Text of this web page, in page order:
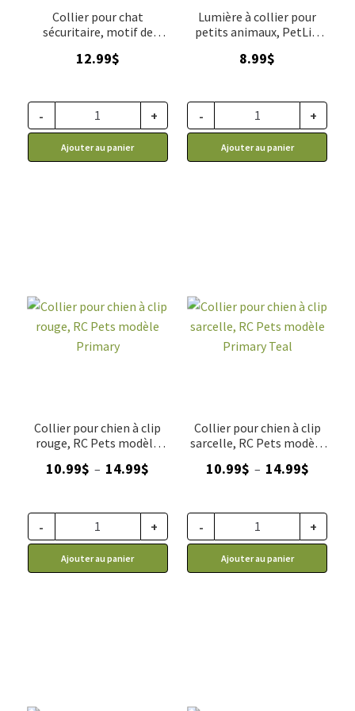
Collier pour chat
sécuritaire, motif de
12.99$
- +
Ajouter au panier
Lumière à collier pour
petits animaux, PetLit,
8.99$
- +
Ajouter au panier
Collier pour chien à clip
rouge, RC Pets modèle
10.99$ – 14.99$
10.99$
à
- +
Ajouter au panier
Collier pour chien à clip
sarcelle, RC Pets modèle
10.99$ – 14.99$Plage
10.99$
à
- +
Ajouter au panier